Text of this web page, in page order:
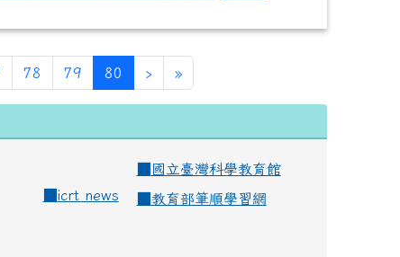
78 79 80 (current)
› »
國立臺灣科學教育館
icrt news
教育部筆順學習網